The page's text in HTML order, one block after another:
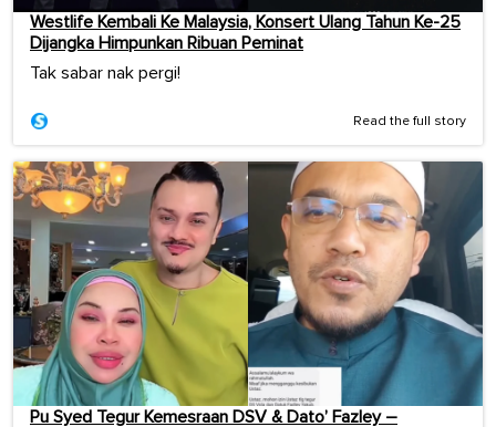
Westlife Kembali Ke Malaysia, Konsert Ulang Tahun Ke-25
Dijangka Himpunkan Ribuan Peminat
Tak sabar nak pergi!
Read the full story
Pu Syed Tegur Kemesraan DSV & Dato’ Fazley –